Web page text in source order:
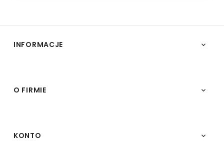
INFORMACJE 
O FIRMIE 
KONTO 